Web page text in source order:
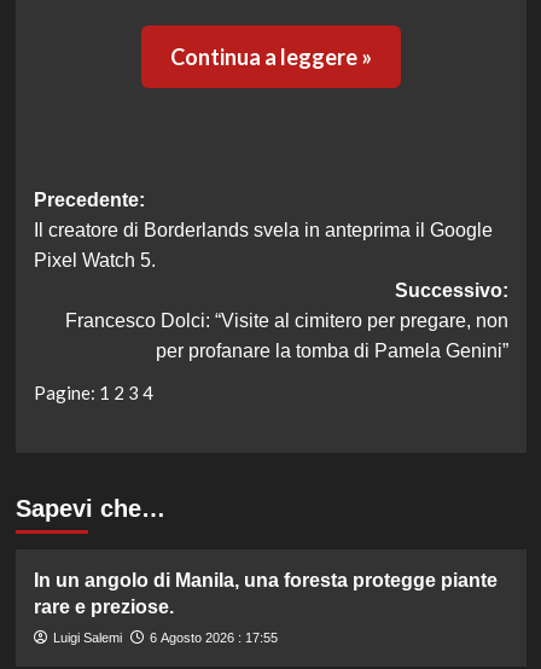
Continua a leggere »
Navigazione
articolo
Precedente:
Il creatore di Borderlands svela in anteprima il Google
Pixel Watch 5.
Successivo:
Francesco Dolci: “Visite al cimitero per pregare, non
per profanare la tomba di Pamela Genini”
Pagine: 1 2 3 4
Sapevi che…
In un angolo di Manila, una foresta protegge piante
rare e preziose.
Luigi Salemi 6 Agosto 2026 : 17:55